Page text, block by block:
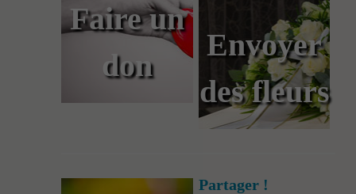
Faire un
don
Envoyer
des fleurs
Partager !